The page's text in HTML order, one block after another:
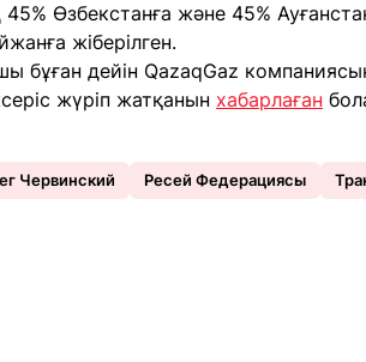
Өзбекстанға және 45%
жіберілген.
бұған дейін QazaqGaz
жүріп жатқанын хабарлаған
Червинский Ресей Федерациясы